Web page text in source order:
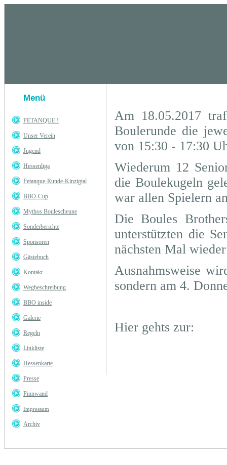
Menü
PETANQUE !
Unser Verein
Jugend
Hessenliga
Petanque-Runde-Kinzigtal
BBO-Cup
Mythos Boulescheune
Sonderberichte
Sponsoren
Gästebuch
Kontakt
Wegbeschreibung
BBO inside
Galerie
Regeln
Linkliste
Hessenkarte
Presse
Pinnwand
Impressum
Archiv
Am 18.05.2017
Boulerunde die
von 15:30 - 17:30
Wiederum 12
die Boulekugeln
war allen Spielern
Die Boules
unterstützten die
nächsten Mal
Ausnahmsweise
sondern am 4.
Hier gehts zur: